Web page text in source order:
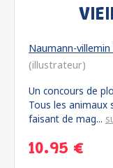
Naumann-
(illustrateur)
Un concours de
Tous les animaux
faisant de mag...
10.95 €